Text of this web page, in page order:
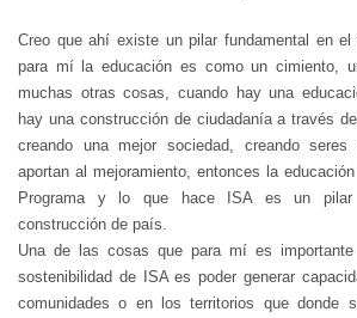
Creo que ahí existe un pilar fundamental en el
para mí la educación es como un cimiento,
muchas otras cosas, cuando hay una
hay una construcción de ciudadanía a través
creando una mejor sociedad, creando seres
aportan al mejoramiento, entonces la
Programa y lo que hace ISA es un pilar
construcción de país.
Una de las cosas que para mí es
sostenibilidad de ISA es poder generar
comunidades o en los territorios que donde